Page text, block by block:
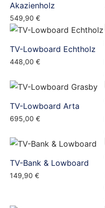
Akazienholz
549,90 €
TV-Lowboard Echtholz
448,00 €
TV-Lowboard Arta
695,00 €
TV-Bank & Lowboard
149,90 €